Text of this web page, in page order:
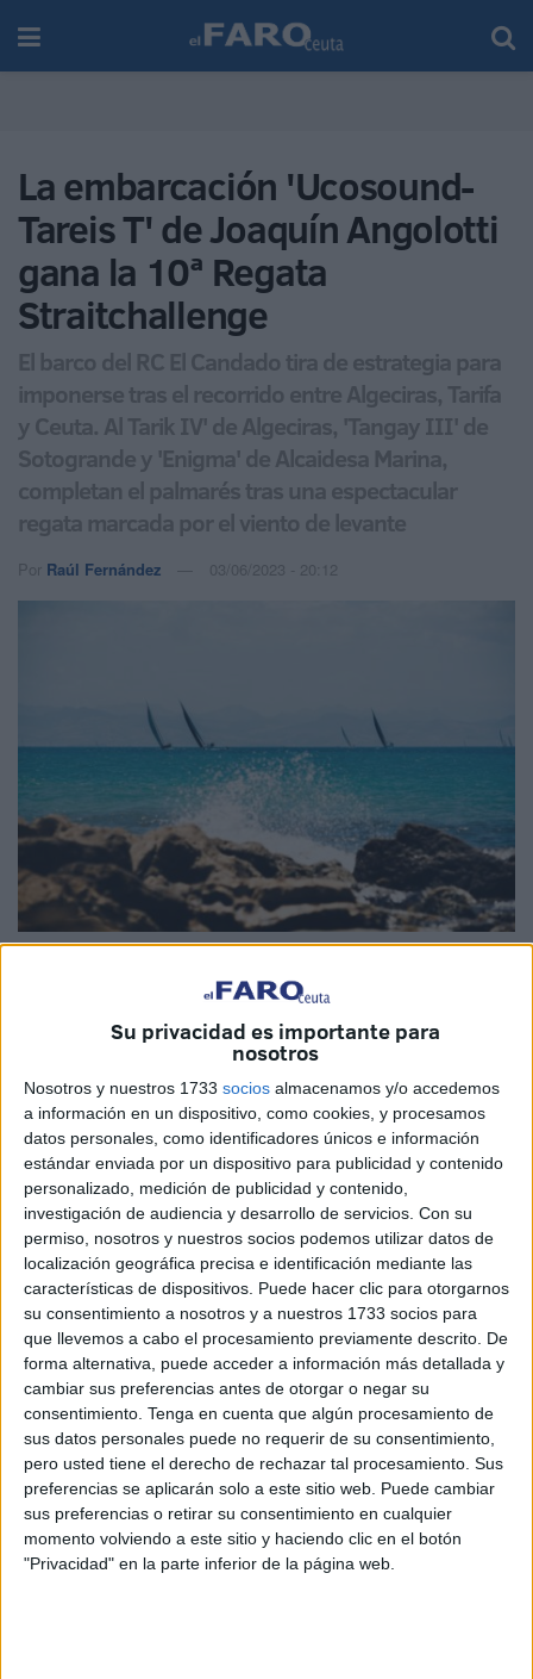
Su privacidad es importante para
nosotros
Nosotros y nuestros 1733 socios almacenamos y/o accedemos
a información en un dispositivo, como cookies, y procesamos
datos personales, como identificadores únicos e información
estándar enviada por un dispositivo para publicidad y contenido
personalizado, medición de publicidad y contenido,
investigación de audiencia y desarrollo de servicios. Con su
permiso, nosotros y nuestros socios podemos utilizar datos de
localización geográfica precisa e identificación mediante las
características de dispositivos. Puede hacer clic para otorgarnos
su consentimiento a nosotros y a nuestros 1733 socios para
que llevemos a cabo el procesamiento previamente descrito. De
forma alternativa, puede acceder a información más detallada y
cambiar sus preferencias antes de otorgar o negar su
consentimiento. Tenga en cuenta que algún procesamiento de
sus datos personales puede no requerir de su consentimiento,
pero usted tiene el derecho de rechazar tal procesamiento. Sus
preferencias se aplicarán solo a este sitio web. Puede cambiar
sus preferencias o retirar su consentimiento en cualquier
momento volviendo a este sitio y haciendo clic en el botón
"Privacidad" en la parte inferior de la página web.
La embarcación 'Ucosound-
Tareis T' de Joaquín Angolotti
gana la 10ª Regata
Straitchallenge
El barco del RC El Candado tira de estrategia para
imponerse tras el recorrido entre Algeciras, Tarifa
y Ceuta. Al Tarik IV' de Algeciras, 'Tangay III' de
Sotogrande y 'Enigma' de Alcaidesa Marina,
completan el palmarés tras una espectacular
regata marcada por el viento de levante
Por Raúl Fernández 03/06/2023 - 20:12
El First 40.7 'Ucosound-Tareis T' de Joaquín Angolotti se
ha proclamado este sábado vencedor de la 10ª Regata
Straitchallengedisputada entre Algeciras, Tarifa y Ceuta.
El dos veces campeón de Andalucía de Crucero ha
conseguido la victoria después de una regata casi
perfecta , navegando en el sitio paraoptimizar distancias
y lograr su objetivo.
El barco del Real Club El Candado vence sobre el
ganador del 2021, el Dufour 34 'Al Tarik IV' de José Luis
Pérez Navarro con base en el CN Saladillo deAlgeciras,
segundo a una distancia de 17" tras la corrección de
tiempos.
En tiempo real, los malagueños se pelearon con el Dufour
44 'Ceuta Emociona' de Sergio Llorca con bandera del CV
Vendaval, el Salona 45 'Leiden' del armador Leonardo
Ulecia con base en el CN Puerto Sherry y el sevillano